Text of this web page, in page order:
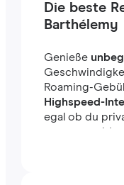
Die beste
Barthélemy
Genieße
Roaming-
Highspeed-
egal ob du
unterwegs bist.